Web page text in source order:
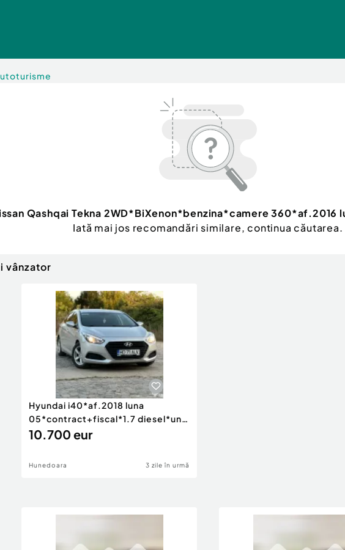
Qashqai Tekna 2WD*BiXenon*benzina*camere 360*af.2016
Iată mai jos recomandări similare, continua căutarea.
vânzator
Hyundai i40*af.2018 luna
05*contract+fiscal*1.7 diesel*unic
proprietar Ro !
10.700 eur
Hunedoara 3 zile în urmă